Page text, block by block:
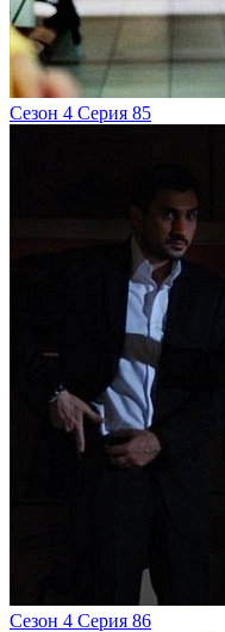
Сезон 4 Серия 85
Сезон 4 Серия 86